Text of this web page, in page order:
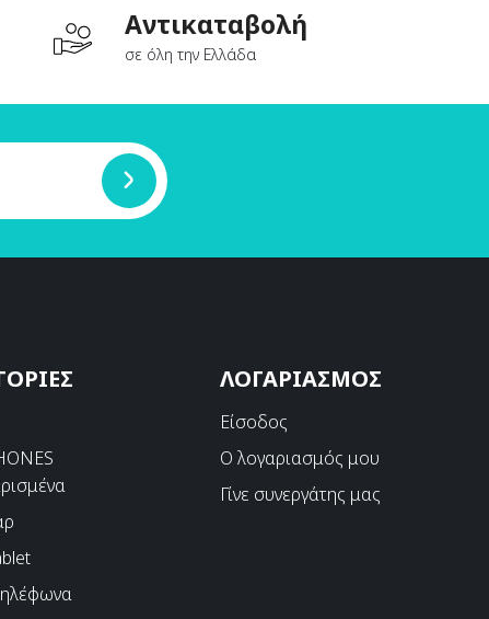
Aντικαταβολή
σε όλη την Ελλάδα
ΛΟΓΑΡΙΑΣΜΟΣ
Είσοδος
Ο λογαριασμός μου
Γίνε συνεργάτης μας